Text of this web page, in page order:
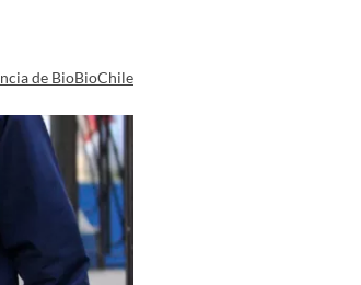
de BioBioChile